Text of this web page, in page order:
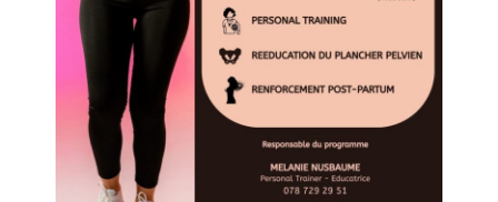
079 617 53 91
Suivez-nous